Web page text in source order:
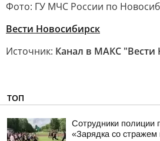
Фото: ГУ МЧС России по
Вести Новосибирск
Источник: Канал в МАКС "Вести
ТОП
Сотрудники полиции
«Зарядка со стражем